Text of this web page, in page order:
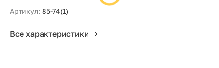
Артикул: 85-74(1)
Все характеристики